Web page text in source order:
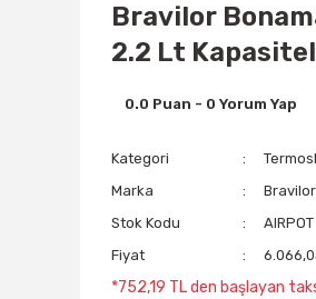
Bravilor
2.2 Lt
0.0 Puan - 0 Yorum Yap
Kategori
Marka
Stok Kodu
AIRPOT
Fiyat
*752,19 TL den başlayan